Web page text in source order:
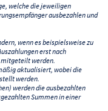
welche die jeweiligen
ausbezahlen und
wenn es beispielsweise zu
erst nach
mitgeteilt werden.
aktualisiert, wobei die
werden.
werden die ausbezahlten
Summen in einer